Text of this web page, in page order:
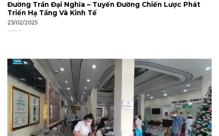
Đường Trần Đại Nghĩa – Tuyến Đường Chiến Lược Phát
Triển Hạ Tầng Và Kinh Tế
23/02/2025